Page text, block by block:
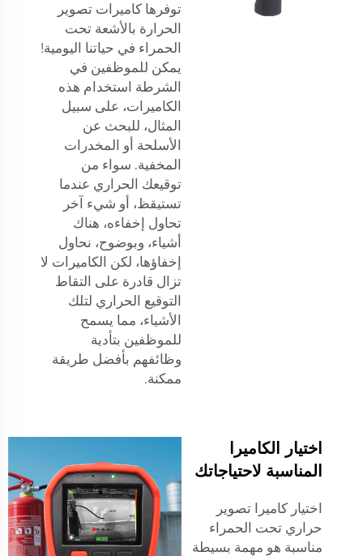
توفرها كاميرات تصوير
الحرارة بالأشعة تحت
الحمراء في حياتنا اليومية!
يمكن للموظفين في
الشرطة استخدام هذه
الكاميرات، على سبيل
المثال، للبحث عن
الأسلحة أو المخدرات
المخفية. سواء من
توقيعك الحراري عندما
تستيقظ، أو شيء آخر
تحاول إخفاءه، هناك
أشياء، وبوضوح، نحاول
إخفاؤها، لكن الكاميرات لا
تزال قادرة على التقاط
التوقيع الحراري لتلك
الأشياء، مما يسمح
للموظفين بتأدية
وظائفهم بأفضل طريقة
ممكنة.
اختيار الكاميرا
المناسبة لاحتياجاتك
اختيار كاميرا تصوير
حراري تحت الحمراء
مناسبة هو مهمة بسيطة